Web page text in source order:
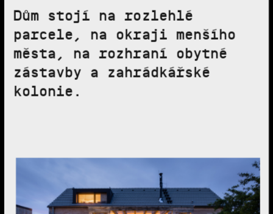
Dům stojí na rozlehlé
parcele, na okraji menšího
města, na rozhraní obytné
zástavby a zahrádkářské
kolonie.